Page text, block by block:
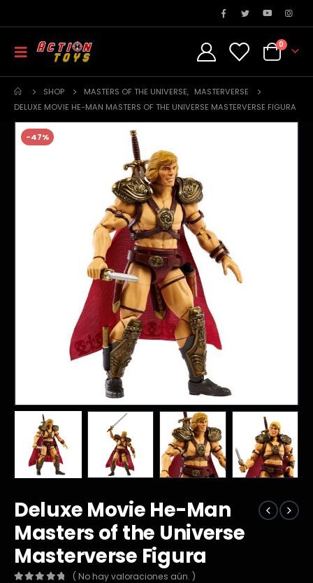
0
SHOP MASTERS OF THE UNIVERSE, MASTERVERSE
DELUXE MOVIE HE-MAN MASTERS OF THE UNIVERSE MASTERVERSE FIGURA
-47%
Deluxe Movie He-Man
Masters of the Universe
Masterverse Figura
( No hay valoraciones aún. )